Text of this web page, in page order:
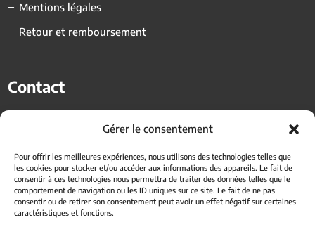
Gérer le consentement
Pour offrir les meilleures expériences, nous utilisons des technologies telles que
les cookies pour stocker et/ou accéder aux informations des appareils. Le fait de
consentir à ces technologies nous permettra de traiter des données telles que le
comportement de navigation ou les ID uniques sur ce site. Le fait de ne pas
consentir ou de retirer son consentement peut avoir un effet négatif sur certaines
caractéristiques et fonctions.
Mentions légales
Retour et remboursement
Contact
Lieu-dit Le Trentin,
84250 Le Thor
ben.ollier@larboree.fr
06 14 80 18 05